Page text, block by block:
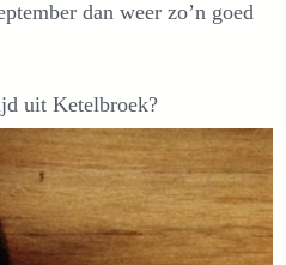
dan weer zo’n goed
uit Ketelbroek?